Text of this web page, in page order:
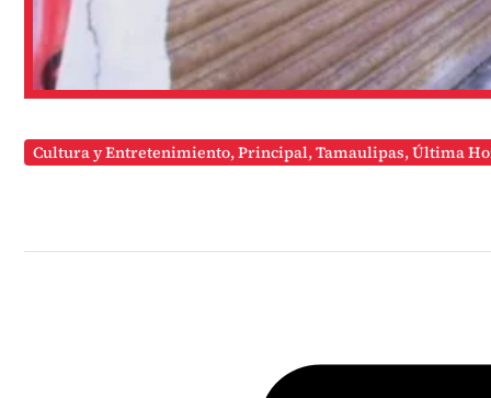
Cultura y Entretenimiento,Principal,Tamaulipas,Última